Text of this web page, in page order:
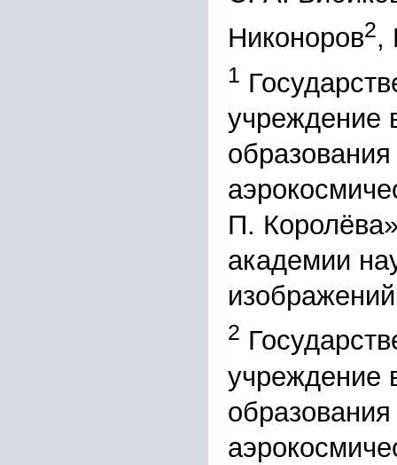
Никоноров2,
1
учреждение
П.
академии
2
учреждение